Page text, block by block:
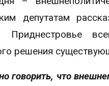
депутатам
Приднестровье
решения
говорить, что